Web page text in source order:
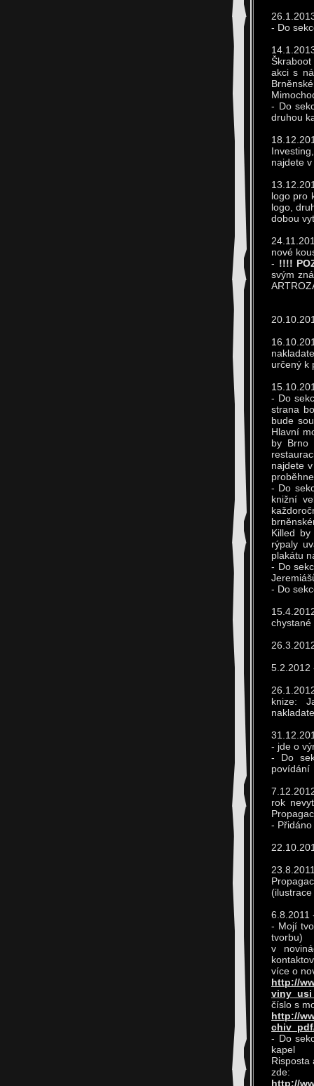
- Do
akci s
- Do
druhou
najdete
logo pro
logo,
dobou
nové
- !!!!
svým
určený k
- Do
strana
bude
Hlavní
by Brno
najdete
- Do
knižní
Killed
rýpaly
plakátu
- Do
- Do
chystané
5.2.2012
knize:
- jde o
- Do
povídání
rok
-
6.8.2011
- Mojí
tvorbu)
v
více o
http://
číslo s
http://
- Do
kapel
Risposta
zde:
http://